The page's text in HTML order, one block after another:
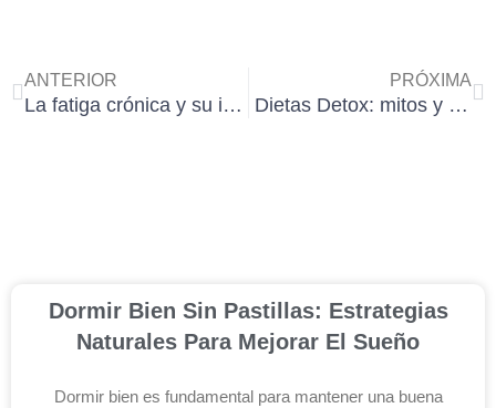
ANTERIOR
La fatiga crónica y su impacto en tu salud y bienestar: cómo abordarla
PRÓXIMA
Dietas Detox: mitos y realidades sobre el proceso de limpiar el cuerpo
Dormir Bien Sin Pastillas: Estrategias
Naturales Para Mejorar El Sueño
Dormir bien es fundamental para mantener una buena